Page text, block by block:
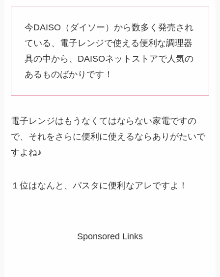
今DAISO（ダイソー）から数多く発売され
ている、電子レンジで使える便利な調理器
具の中から、DAISOネットストアで人気の
あるものばかりです！
電子レンジはもうなくてはならない家電ですの
で、それをさらに便利に使えるならありがたいで
すよね♪
１位はなんと、パスタに便利なアレですよ！
Sponsored Links